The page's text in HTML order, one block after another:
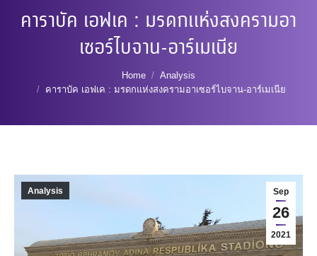
คาราบัค เอฟเค : มรดกแห่งสงครามอา
เซอร์ไบจาน-อาร์เมเนีย
Home
Analysis
คาราบัค เอฟเค : มรดกแห่งสงครามอาเซอร์ไบจาน-อาร์เมเนีย
Sep
26
2021
Analysis